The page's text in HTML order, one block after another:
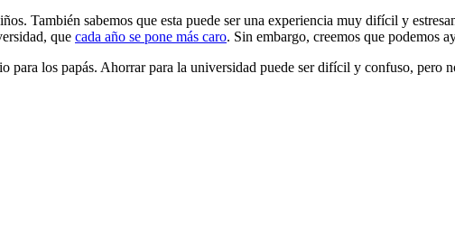
También sabemos que esta puede ser una experiencia muy difícil y
que cada año se pone más caro. Sin embargo, creemos que podemos
para los papás. Ahorrar para la universidad puede ser difícil y confuso, pero